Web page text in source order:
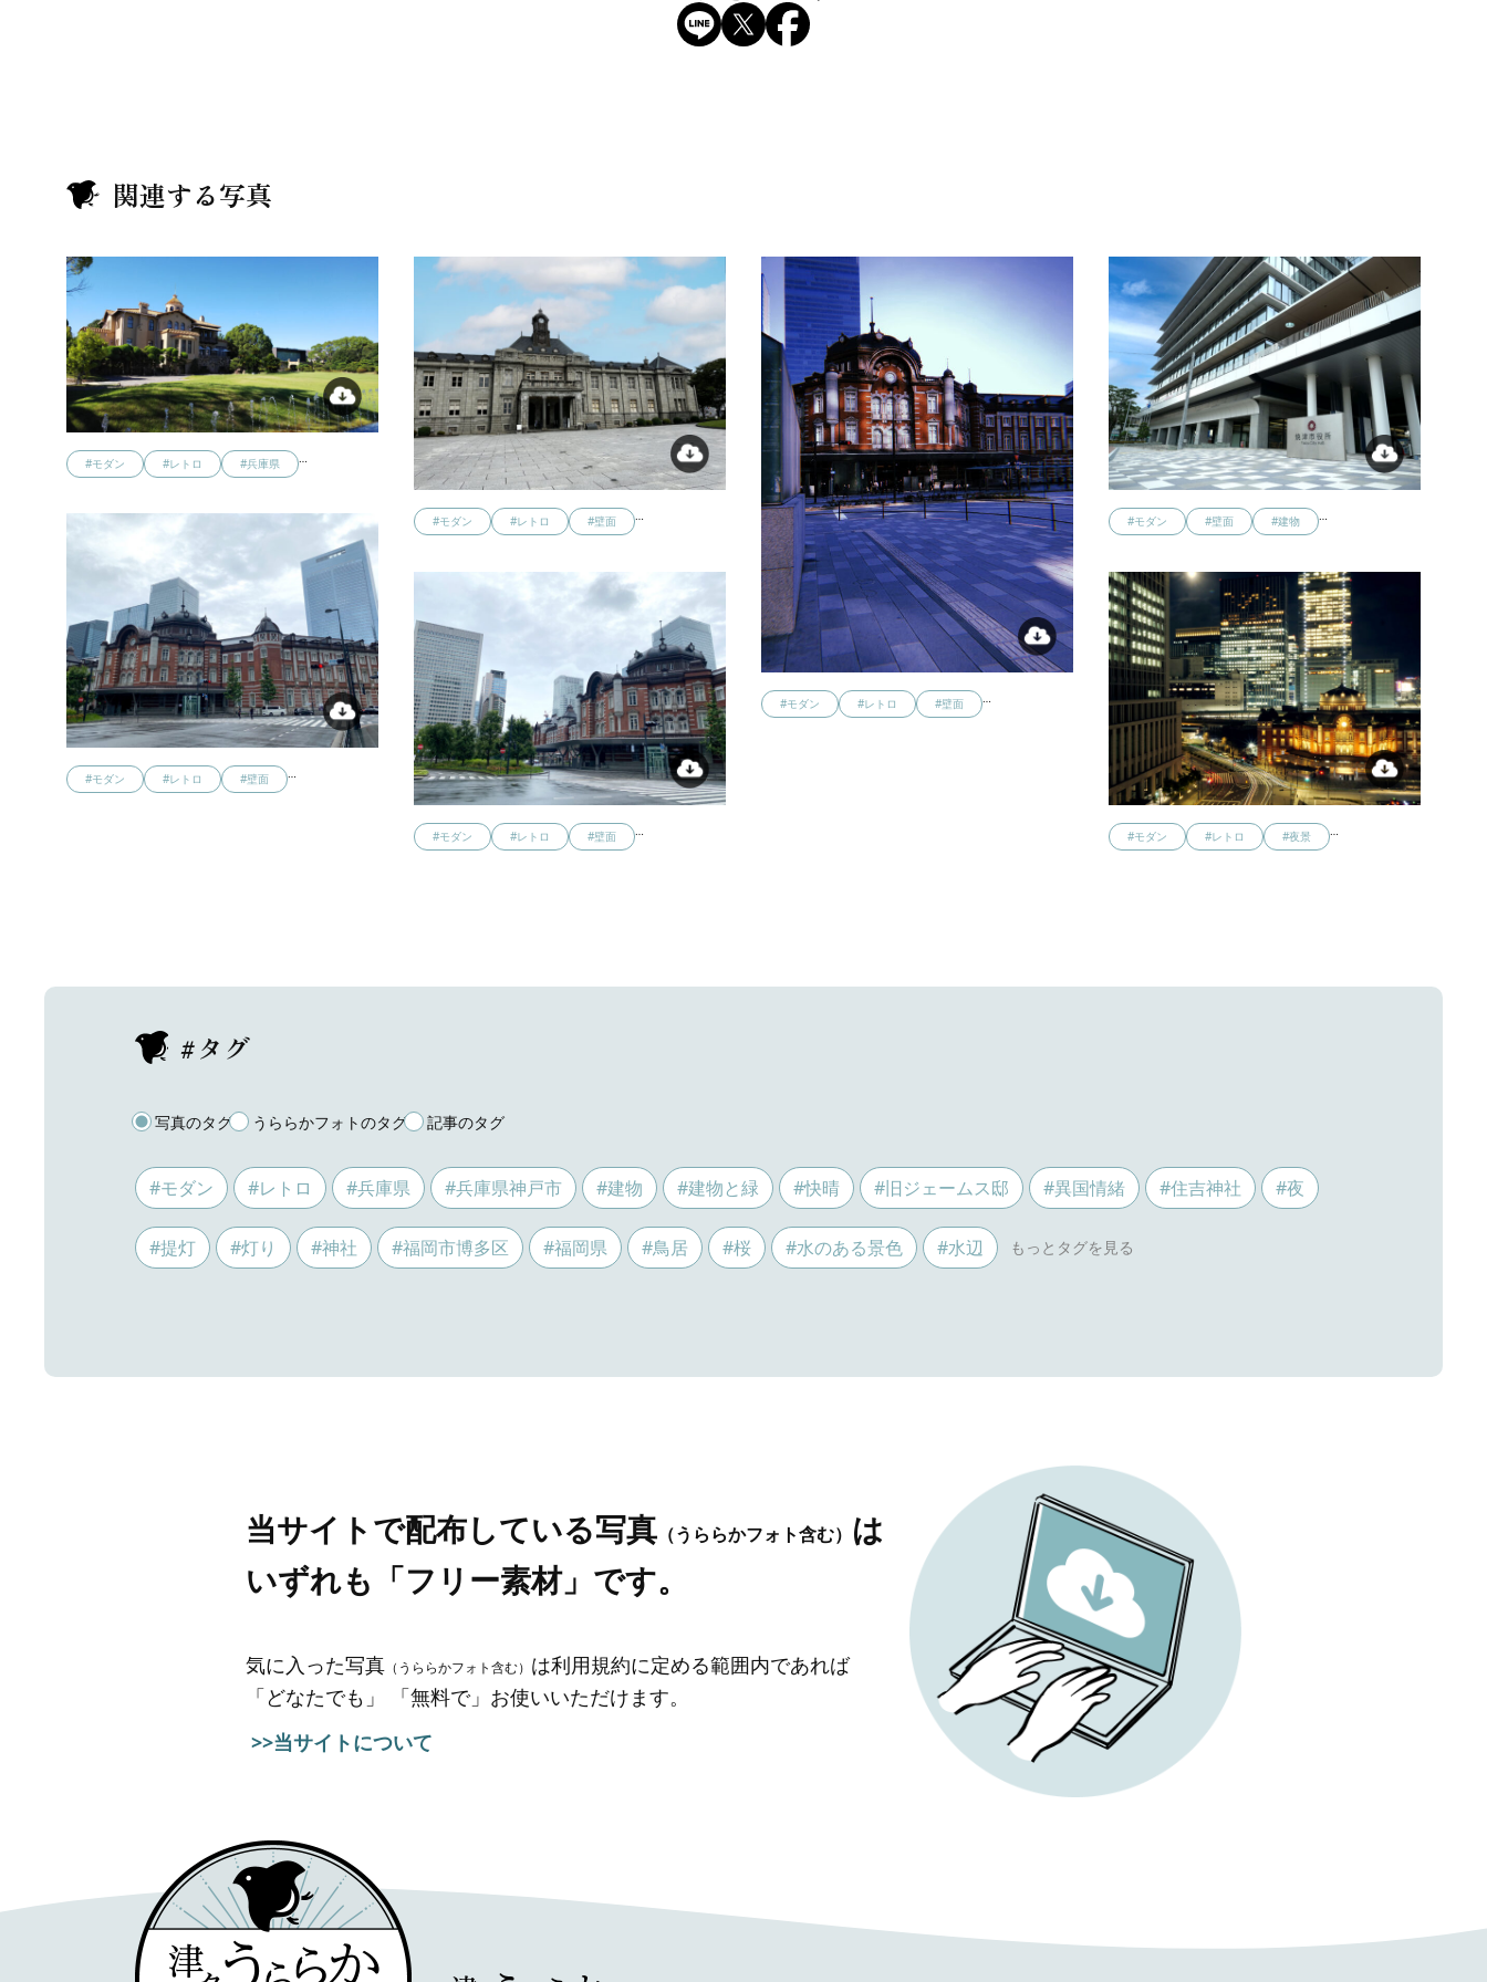
関連する写真
#モダン #レトロ #兵庫県 …
#モダン #レトロ #壁面 …
#モダン #レトロ #壁面
#モダン #壁面 #建物 …
#モダン #レトロ #壁面
#モダン #レトロ #壁面 … #モダン #レトロ #夜景 …
#タグ
写真のタグ うららかフォトのタグ 記事のタグ
#モダン #レトロ #兵庫県 #兵庫県神戸市 #建物 #建物と緑 #快晴 #旧ジェームス邸 #異国情緒 #住吉神社 #夜
#提灯 #灯り #神社 #福岡市博多区 #福岡県 #鳥居 #桜 #水のある景色 #水辺
当サイトで配布している写真 （うららかフォト含む） は
いずれも「フリー素材」です。
気に入った写真 （うららかフォト含む） は利用規約に定める範囲内であれば
「どなたでも」 「無料で」お使いいただけます。
>>当サイトについて